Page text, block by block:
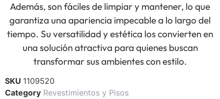
Además, son fáciles de limpiar y mantener, lo que
garantiza una apariencia impecable a lo largo del
tiempo. Su versatilidad y estética los convierten en
una solución atractiva para quienes buscan
transformar sus ambientes con estilo.
SKU 1109520
Category Revestimientos y Pisos